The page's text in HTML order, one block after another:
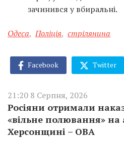
зачинився у вбиральні.
Одеса, Поліція, стрілянина
Facebook Twitter
21:20 8 Серпня, 2026
Росіяни отримали
«вільне полювання» на
Херсонщині – ОВА